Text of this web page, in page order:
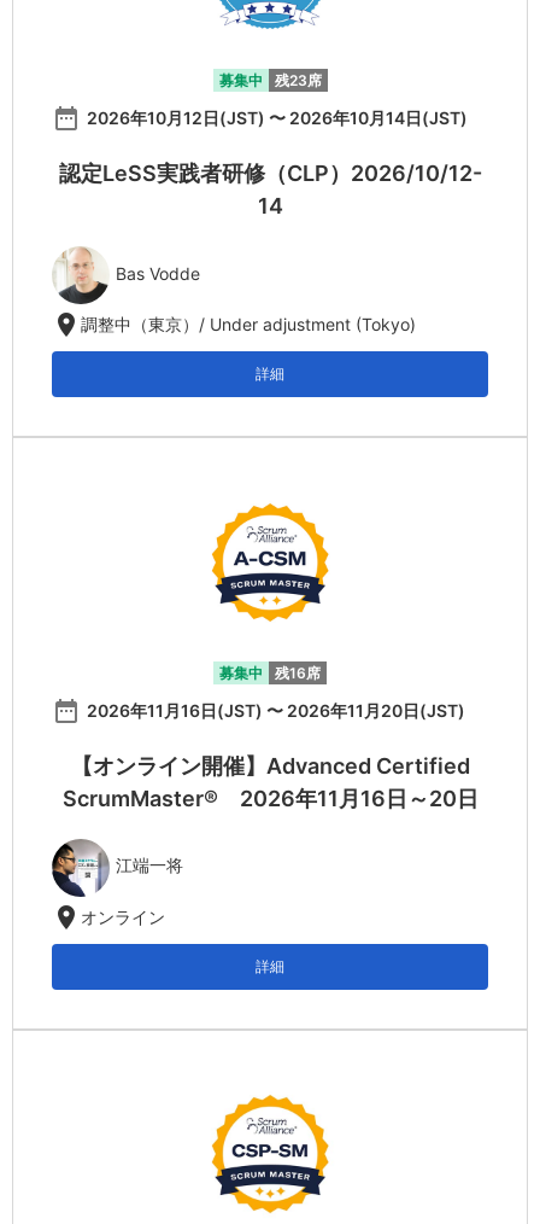
募集中 残23席
date_range 2026年10月12日(JST) 〜 2026年10月14日(JST)
認定LeSS実践者研修（CLP）2026/10/12-
14
Bas Vodde
location_on調整中（東京）/ Under adjustment (Tokyo)
詳細
募集中 残16席
date_range 2026年11月16日(JST) 〜 2026年11月20日(JST)
【オンライン開催】Advanced Certified
ScrumMaster® 2026年11月16日～20日
江端一将
location_on オンライン
詳細